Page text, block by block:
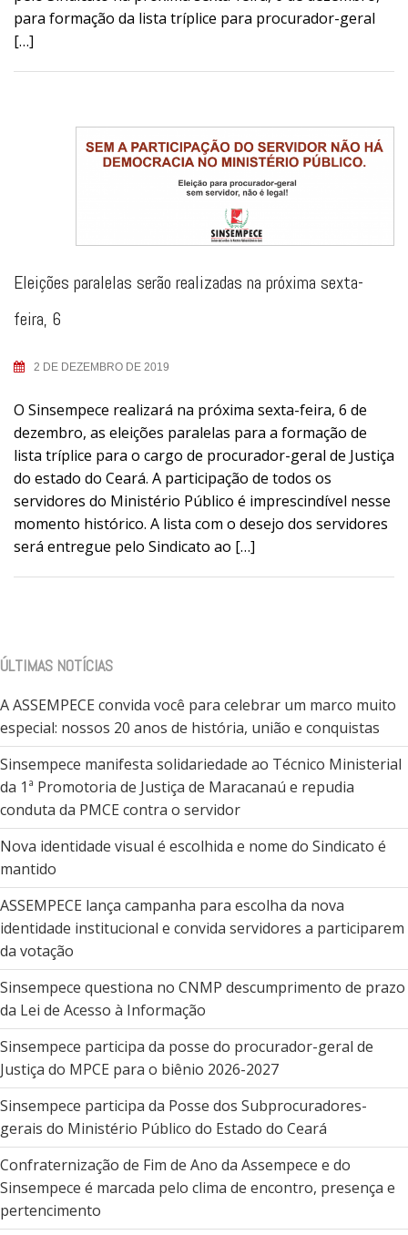
para formação da lista tríplice para procurador-geral
[…]
Eleições paralelas serão realizadas na próxima sexta-
feira, 6
2 DE DEZEMBRO DE 2019
O Sinsempece realizará na próxima sexta-feira, 6 de
dezembro, as eleições paralelas para a formação de
lista tríplice para o cargo de procurador-geral de Justiça
do estado do Ceará. A participação de todos os
servidores do Ministério Público é imprescindível nesse
momento histórico. A lista com o desejo dos servidores
será entregue pelo Sindicato ao […]
ÚLTIMAS NOTÍCIAS
A ASSEMPECE convida você para celebrar um marco muito
especial: nossos 20 anos de história, união e conquistas
Sinsempece manifesta solidariedade ao Técnico Ministerial
da 1ª Promotoria de Justiça de Maracanaú e repudia
conduta da PMCE contra o servidor
Nova identidade visual é escolhida e nome do Sindicato é
mantido
ASSEMPECE lança campanha para escolha da nova
identidade institucional e convida servidores a participarem
da votação
Sinsempece questiona no CNMP descumprimento de prazo
da Lei de Acesso à Informação
Sinsempece participa da posse do procurador-geral de
Justiça do MPCE para o biênio 2026-2027
Sinsempece participa da Posse dos Subprocuradores-
gerais do Ministério Público do Estado do Ceará
Confraternização de Fim de Ano da Assempece e do
Sinsempece é marcada pelo clima de encontro, presença e
pertencimento